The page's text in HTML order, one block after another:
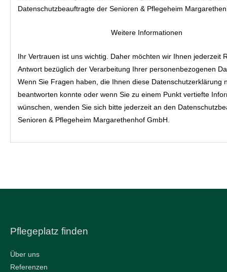
Datenschutzbeauftragte der Senioren & Pflegeheim
Weitere Informationen
Ihr Vertrauen ist uns wichtig. Daher möchten wir Ihnen jederzeit
Antwort bezüglich der Verarbeitung Ihrer personenbezogenen
Wenn Sie Fragen haben, die Ihnen diese Datenschutzerklärung
beantworten konnte oder wenn Sie zu einem Punkt vertiefte
wünschen, wenden Sie sich bitte jederzeit an den
Senioren & Pflegeheim Margarethenhof GmbH.
Pflegeplatz finden
Über uns
Referenzen